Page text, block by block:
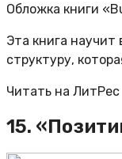
Обложка книги
Эта книга
структуру,
Читать на ЛитРес
15.